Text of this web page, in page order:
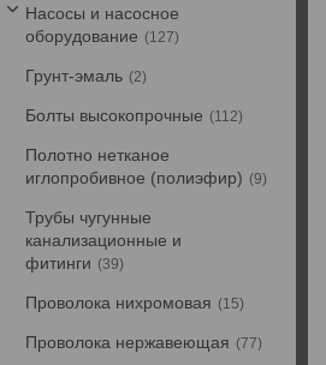
Насосы и насосное
оборудование
127
Грунт-эмаль 2
Болты высокопрочные 112
Полотно нетканое
иглопробивное (полиэфир)
9
Трубы чугунные
канализационные и
фитинги
39
Проволока нихромовая 15
Проволока нержавеющая 77